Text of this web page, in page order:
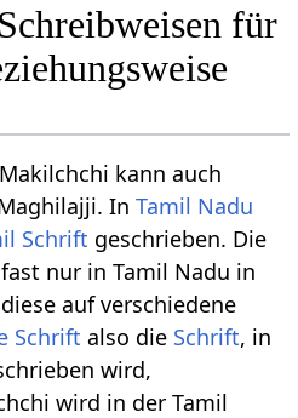
für
kann auch
InTamil Nadu
Schrift geschrieben. Die
nur in Tamil Nadu in
auf verschiedene
Schrift also die Schrift, in
wird,
wird in der Tamil